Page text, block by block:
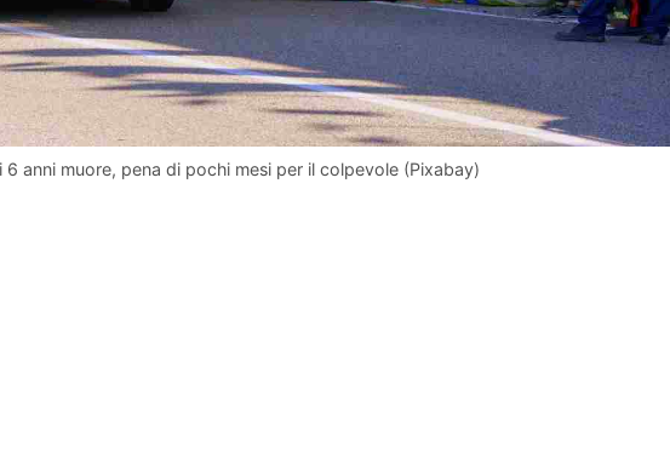
anni muore, pena di pochi mesi per il colpevole (Pixabay)